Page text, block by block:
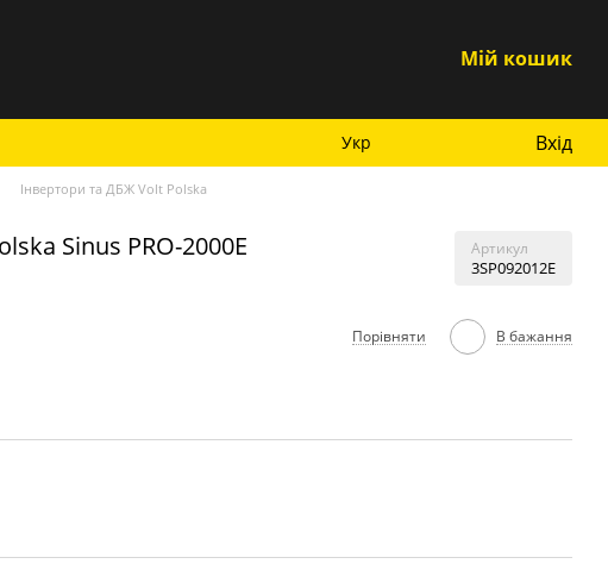
Мій кошик
Укр Вхід
Інвертори та ДБЖ Volt Polska
Sinus PRO-2000E Артикул
3SP092012E
Порівняти В бажання